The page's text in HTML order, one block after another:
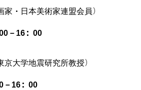
・日本美術家連盟会員）
－16：00
大学地震研究所教授）
－16：00